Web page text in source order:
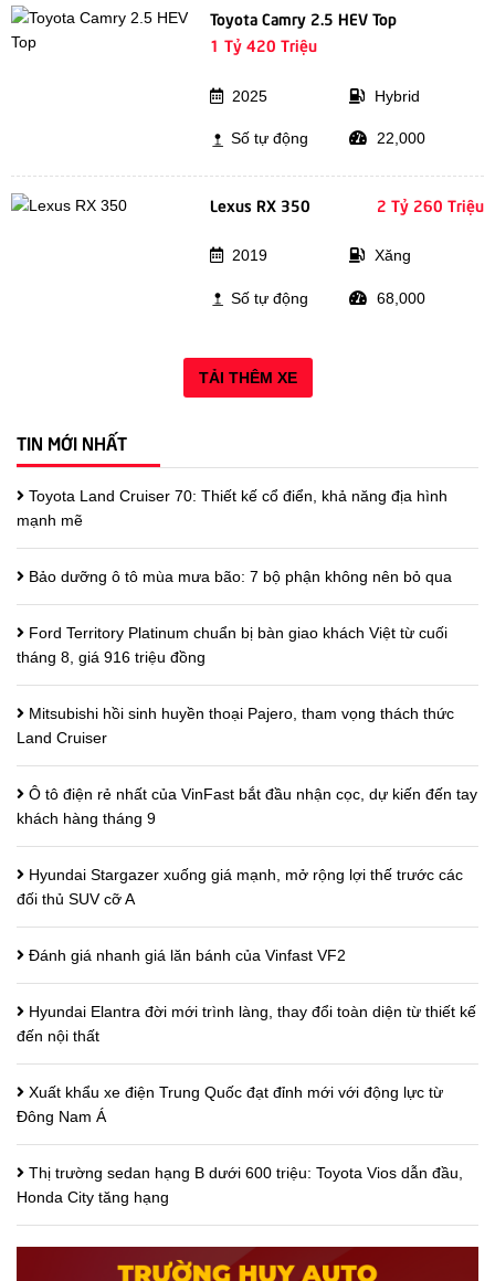
Toyota Camry 2.5 HEV Top
1 Tỷ 420 Triệu
2025 Hybrid
Số tự động 22,000
Lexus RX 350 2 Tỷ 260 Triệu
2019 Xăng
Số tự động 68,000
TẢI THÊM XE
TIN MỚI NHẤT
Toyota Land Cruiser 70: Thiết kế cổ điển, khả năng địa hình
mạnh mẽ
Bảo dưỡng ô tô mùa mưa bão: 7 bộ phận không nên bỏ qua
Ford Territory Platinum chuẩn bị bàn giao khách Việt từ cuối
tháng 8, giá 916 triệu đồng
Mitsubishi hồi sinh huyền thoại Pajero, tham vọng thách thức
Land Cruiser
Ô tô điện rẻ nhất của VinFast bắt đầu nhận cọc, dự kiến đến tay
khách hàng tháng 9
Hyundai Stargazer xuống giá mạnh, mở rộng lợi thế trước các
đối thủ SUV cỡ A
Đánh giá nhanh giá lăn bánh của Vinfast VF2
Hyundai Elantra đời mới trình làng, thay đổi toàn diện từ thiết kế
đến nội thất
Xuất khẩu xe điện Trung Quốc đạt đỉnh mới với động lực từ
Đông Nam Á
Thị trường sedan hạng B dưới 600 triệu: Toyota Vios dẫn đầu,
Honda City tăng hạng